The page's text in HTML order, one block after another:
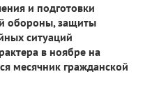
и подготовки
обороны, защиты
ситуаций
в ноябре на
месячник гражданской